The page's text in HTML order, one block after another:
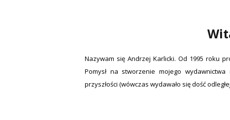
Nazywam się Andrzej Karlicki. Od 1995 roku
Pomysł na stworzenie mojego
przyszłości (wówczas wydawało się dość